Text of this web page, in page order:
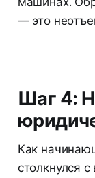
— это
Шаг 4:
Как
столкнулся